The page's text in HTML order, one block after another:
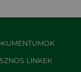
LINKEK